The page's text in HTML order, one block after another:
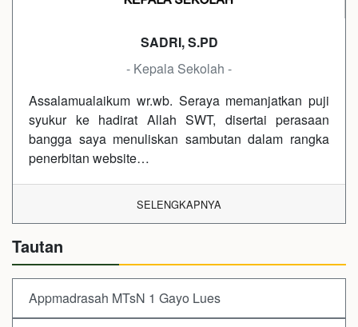
SADRI, S.PD
- Kepala Sekolah -
Assalamualaikum wr.wb. Seraya memanjatkan puji
syukur ke hadirat Allah SWT, disertai perasaan
bangga saya menuliskan sambutan dalam rangka
penerbitan website…
SELENGKAPNYA
Tautan
Appmadrasah MTsN 1 Gayo Lues